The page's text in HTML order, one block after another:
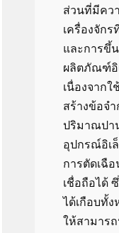
ส่วนที่มีคว
เครื่องจัก
และการขึ้
ผลิตภัณฑ์อิ
เนื่องจาก
สร้างข้อจ
ปริมาณปา
อุปกรณ์อิเ
การตัดเฉื
เชื่อถือได้
ได้เกือบทั้
ให้สามารถ